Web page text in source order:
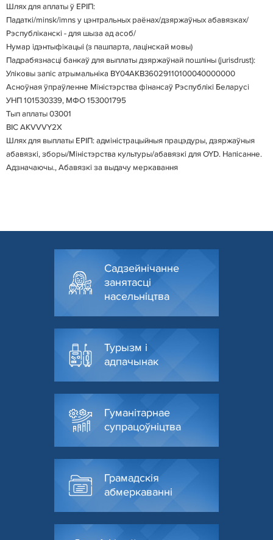
Шлях для аплаты ў ЕРІП:
Падаткі/minsk/imns у цэнтральных раёнах/дзяржаўных абавязках/
Рэспубліканскі - для шыза ад асоб/
Нумар ідэнтыфікацыі (з пашпарта, лацінскай мовы)
Падрабязнасці банкаў для выплаты дзяржаўнай пошліны (jurisdrust):
Уліковы запіс атрымальніка BY04AKB36029110100040000000
Асноўная ўпраўленне Міністэрства фінансаў Рэспублікі Беларусі
УНП 101530339, МФО 153001795
Тып аплаты 03001
BIC AKVVVY2X
Шлях для выплаты ЕРІП: адміністрацыйныя працэдуры, дзяржаўныя
абавязкі, зборы/Міністэрства культуры/абавязкі для OYD. Напісанне.
Адзначаючы., Абавязкі за выдачу меркавання
Садзейнічанне
занятасці
насельніцтва
Турызм і
адпачынак
Гуманітарнае
супрацоўніцтва
Грамадскія
абмеркаванні